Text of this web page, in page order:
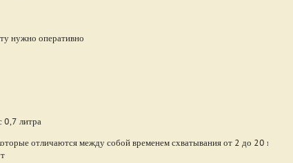
нужно оперативно
0,7 литра
отличаются между собой временем схватывания от 2 до 20 минут и